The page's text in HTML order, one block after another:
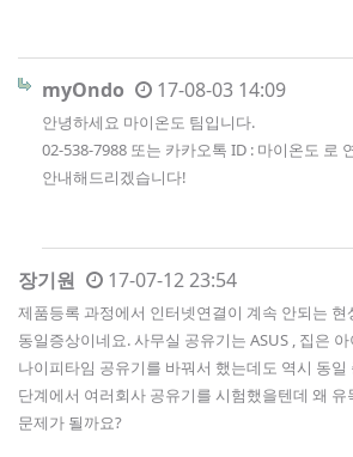
myOndo 17-08-03 14:09
안녕하세요 마이온도 팀입니다.
02-538-7988 또는 카카오톡 ID : 마이온도 로
안내해드리겠습니다!
장기원 17-07-12 23:54
제품등록 과정에서 인터넷연결이 계속 안되는 현
동일증상이네요. 사무실 공유기는 ASUS , 집은
나이피타임 공유기를 바꿔서 했는데도 역시 동
단계에서 여러회사 공유기를 시험했을텐데 왜
문제가 될까요?